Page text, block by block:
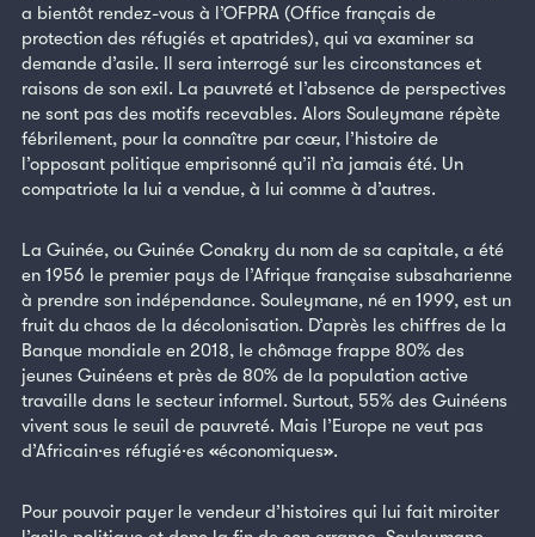
a bientôt rendez-vous à l’OFPRA (Office français de
protection des réfugiés et apatrides), qui va examiner sa
demande d’asile. Il sera interrogé sur les circonstances et
raisons de son exil. La pauvreté et l’absence de perspectives
ne sont pas des motifs recevables. Alors Souleymane répète
fébrilement, pour la connaître par cœur, l’histoire de
l’opposant politique emprisonné qu’il n’a jamais été. Un
compatriote la lui a vendue, à lui comme à d’autres.
La Guinée, ou Guinée Conakry du nom de sa capitale, a été
en 1956 le premier pays de l’Afrique française subsaharienne
à prendre son indépendance. Souleymane, né en 1999, est un
fruit du chaos de la décolonisation. D’après les chiffres de la
Banque mondiale en 2018, le chômage frappe 80% des
jeunes Guinéens et près de 80% de la population active
travaille dans le secteur informel. Surtout, 55% des Guinéens
vivent sous le seuil de pauvreté. Mais l’Europe ne veut pas
d’Africain·es réfugié·es «économiques».
Pour pouvoir payer le vendeur d’histoires qui lui fait miroiter